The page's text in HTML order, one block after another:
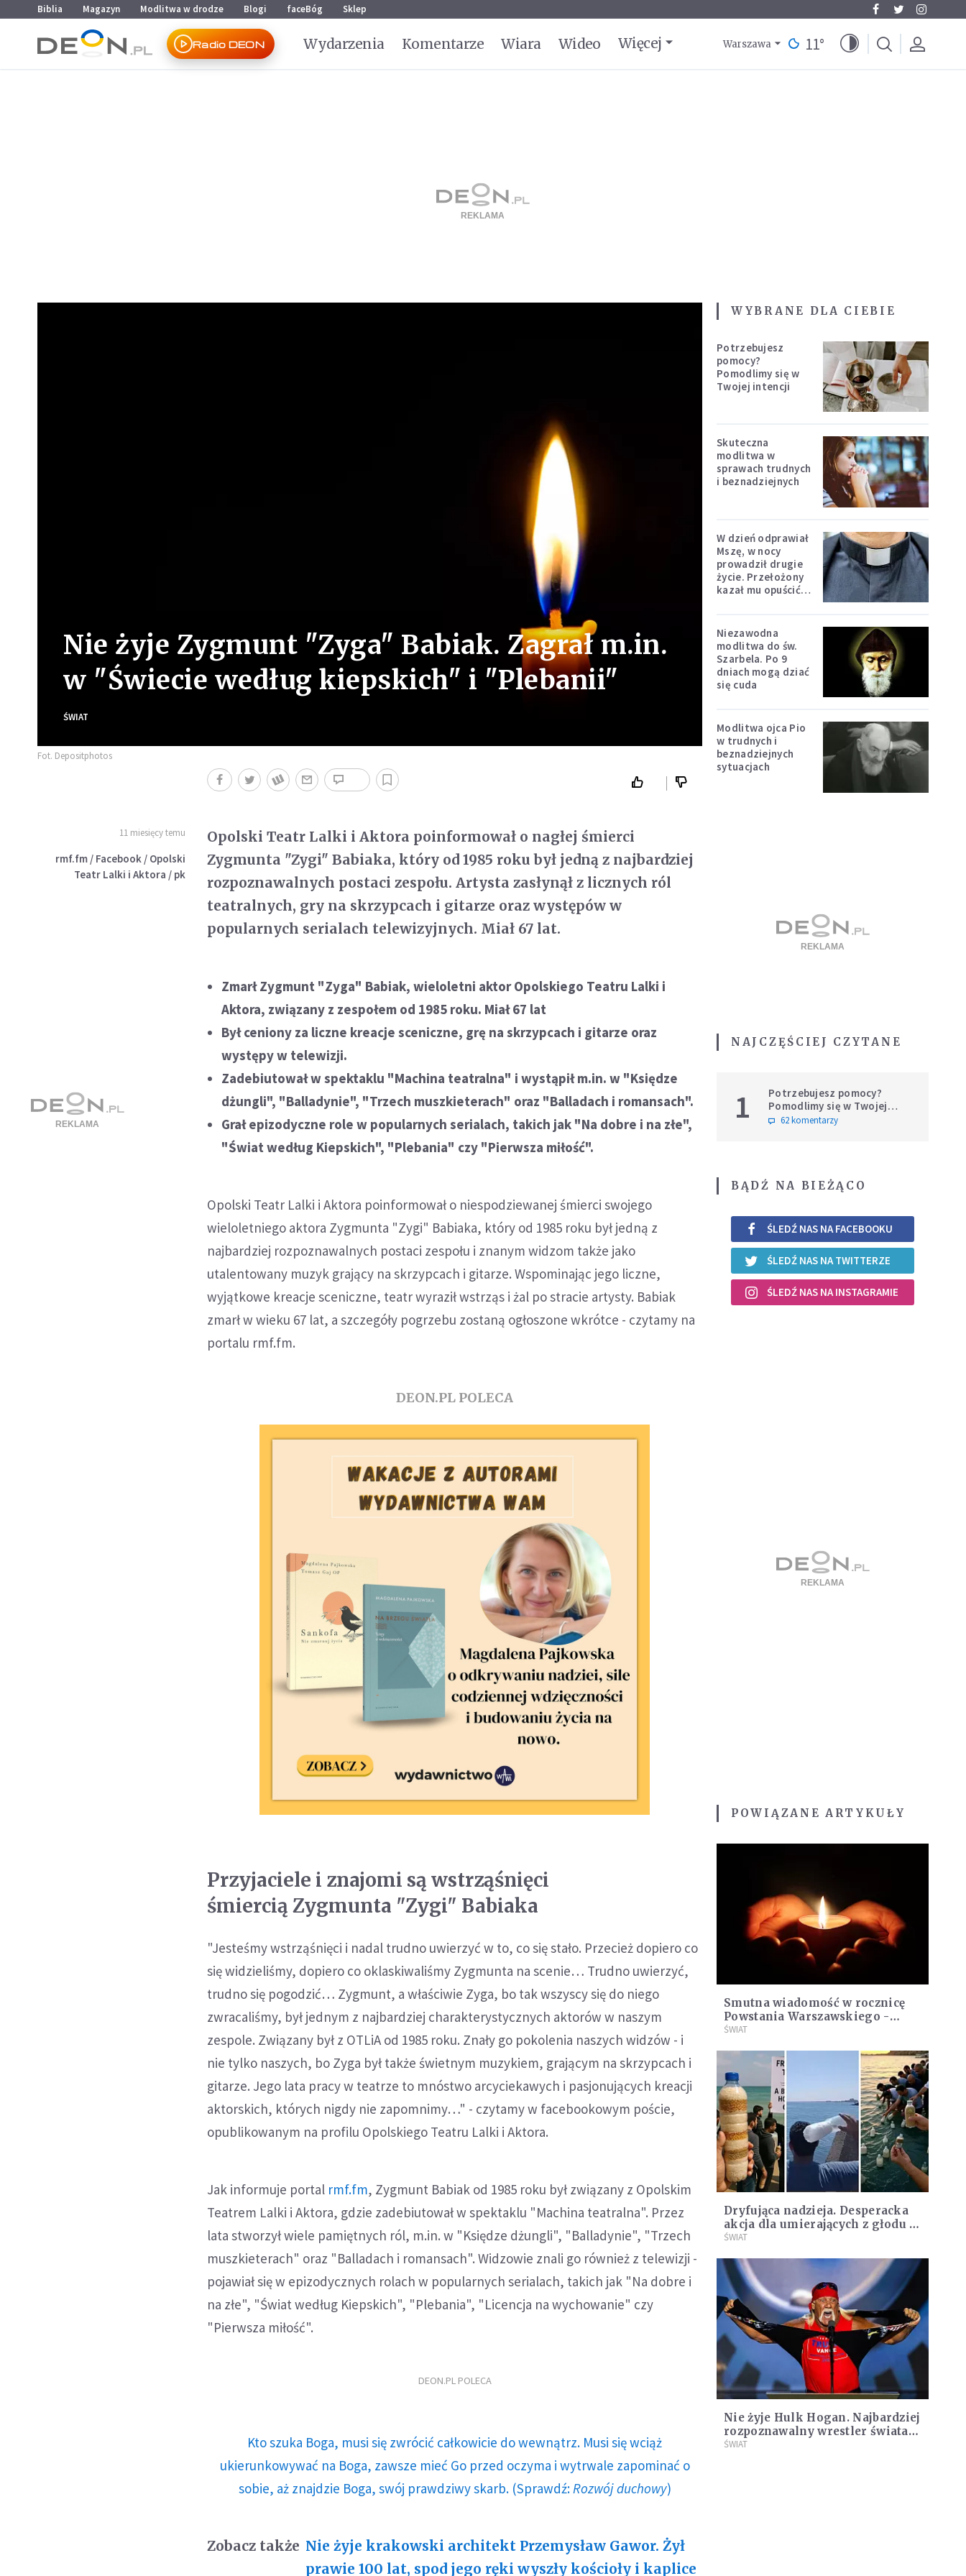
Przejdź do menu głównego
Przejdź do treści
Biblia Magazyn Modlitwa w drodze Blogi faceBóg Sklep
Radio DEON Wydarzenia Komentarze Wiara Wideo Więcej Warszawa 11°
Nie żyje Zygmunt "Zyga" Babiak. Zagrał m.in.
w "Świecie według kiepskich" i "Plebanii"
ŚWIAT
Fot. Depositphotos
11 miesięcy temu
rmf.fm / Facebook / Opolski
Teatr Lalki i Aktora / pk
Opolski Teatr Lalki i Aktora poinformował o nagłej śmierci
Zygmunta "Zygi" Babiaka, który od 1985 roku był jedną z najbardziej
rozpoznawalnych postaci zespołu. Artysta zasłynął z licznych ról
teatralnych, gry na skrzypcach i gitarze oraz występów w
popularnych serialach telewizyjnych. Miał 67 lat.
Zmarł Zygmunt "Zyga" Babiak, wieloletni aktor Opolskiego Teatru Lalki i
Aktora, związany z zespołem od 1985 roku. Miał 67 lat
Był ceniony za liczne kreacje sceniczne, grę na skrzypcach i gitarze oraz
występy w telewizji.
Zadebiutował w spektaklu "Machina teatralna" i wystąpił m.in. w "Księdze
dżungli", "Balladynie", "Trzech muszkieterach" oraz "Balladach i romansach".
Grał epizodyczne role w popularnych serialach, takich jak "Na dobre i na złe",
"Świat według Kiepskich", "Plebania" czy "Pierwsza miłość".
Opolski Teatr Lalki i Aktora poinformował o niespodziewanej śmierci swojego
wieloletniego aktora Zygmunta "Zygi" Babiaka, który od 1985 roku był jedną z
najbardziej rozpoznawalnych postaci zespołu i znanym widzom także jako
utalentowany muzyk grający na skrzypcach i gitarze. Wspominając jego liczne,
wyjątkowe kreacje sceniczne, teatr wyraził wstrząs i żal po stracie artysty. Babiak
zmarł w wieku 67 lat, a szczegóły pogrzebu zostaną ogłoszone wkrótce - czytamy na
portalu rmf.fm.
DEON.PL POLECA
Przyjaciele i znajomi są wstrząśnięci
śmiercią Zygmunta "Zygi" Babiaka
"Jesteśmy wstrząśnięci i nadal trudno uwierzyć w to, co się stało. Przecież dopiero co
się widzieliśmy, dopiero co oklaskiwaliśmy Zygmunta na scenie… Trudno uwierzyć,
trudno się pogodzić… Zygmunt, a właściwie Zyga, bo tak wszyscy się do niego
zwracaliśmy, był jednym z najbardziej charakterystycznych aktorów w naszym
zespole. Związany był z OTLiA od 1985 roku. Znały go pokolenia naszych widzów - i
nie tylko naszych, bo Zyga był także świetnym muzykiem, grającym na skrzypcach i
gitarze. Jego lata pracy w teatrze to mnóstwo arcyciekawych i pasjonujących kreacji
aktorskich, których nigdy nie zapomnimy…" - czytamy w facebookowym poście,
opublikowanym na profilu Opolskiego Teatru Lalki i Aktora.
Jak informuje portal rmf.fm, Zygmunt Babiak od 1985 roku był związany z Opolskim
Teatrem Lalki i Aktora, gdzie zadebiutował w spektaklu "Machina teatralna". Przez
lata stworzył wiele pamiętnych ról, m.in. w "Księdze dżungli", "Balladynie", "Trzech
muszkieterach" oraz "Balladach i romansach". Widzowie znali go również z telewizji -
pojawiał się w epizodycznych rolach w popularnych serialach, takich jak "Na dobre i
na złe", "Świat według Kiepskich", "Plebania", "Licencja na wychowanie" czy
"Pierwsza miłość".
DEON.PL POLECA
Kto szuka Boga, musi się zwrócić całkowicie do wewnątrz. Musi się wciąż
ukierunkowywać na Boga, zawsze mieć Go przed oczyma i wytrwale zapominać o
sobie, aż znajdzie Boga, swój prawdziwy skarb. (Sprawdź: Rozwój duchowy)
Zobacz także Nie żyje krakowski architekt Przemysław Gawor. Żył
prawie 100 lat, spod jego ręki wyszły kościoły i kaplice
WYBRANE DLA CIEBIE
Potrzebujesz
pomocy?
Pomodlimy się w
Twojej intencji
Skuteczna
modlitwa w
sprawach trudnych
i beznadziejnych
W dzień odprawiał
Mszę, w nocy
prowadził drugie
życie. Przełożony
kazał mu opuścić
Niezawodna
modlitwa do św.
Szarbela. Po 9
dniach mogą dziać
się cuda
Modlitwa ojca Pio
w trudnych i
beznadziejnych
sytuacjach
NAJCZĘŚCIEJ CZYTANE
1
Potrzebujesz pomocy?
Pomodlimy się w Twojej
intencji
62 komentarzy
BĄDŹ NA BIEŻĄCO
ŚLEDŹ NAS NA FACEBOOKU
ŚLEDŹ NAS NA TWITTERZE
ŚLEDŹ NAS NA INSTAGRAMIE
POWIĄZANE ARTYKUŁY
Smutna wiadomość w rocznicę
Powstania Warszawskiego -
zmarła Ludwika Mendelska,
uczestniczek
ŚWIAT
Dryfująca nadzieja. Desperacka
akcja dla umierających z głodu w
Strefie Gazy
ŚWIAT
Nie żyje Hulk Hogan. Najbardziej
rozpoznawalny wrestler świata
zmarł w wieku 71 lat
ŚWIAT